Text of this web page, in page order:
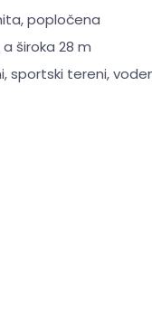
popločena
široka 28 m
sportski tereni,